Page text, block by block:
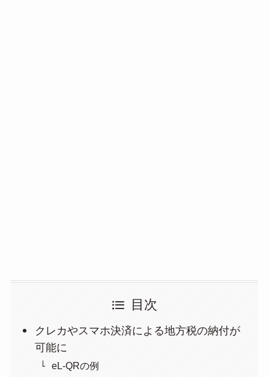
目次
クレカやスマホ決済による地方税の納付が
可能に
eL-QRの例